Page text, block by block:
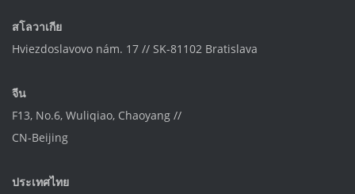
สโลวาเกีย
Hviezdoslavovo nám. 17 // SK-81102 Bratislava
จีน
F13, No.6, Wuliqiao, Chaoyang //
CN-Beijing
ประเทศไทย